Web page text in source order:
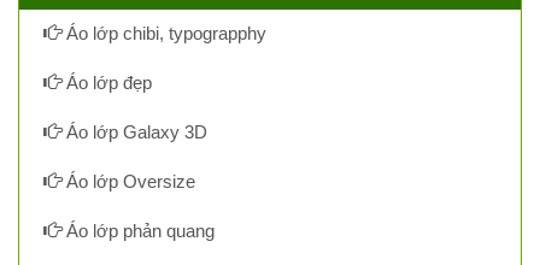
Áo lớp chibi, typograpphy
Áo lớp đẹp
Áo lớp Galaxy 3D
Áo lớp Oversize
Áo lớp phản quang